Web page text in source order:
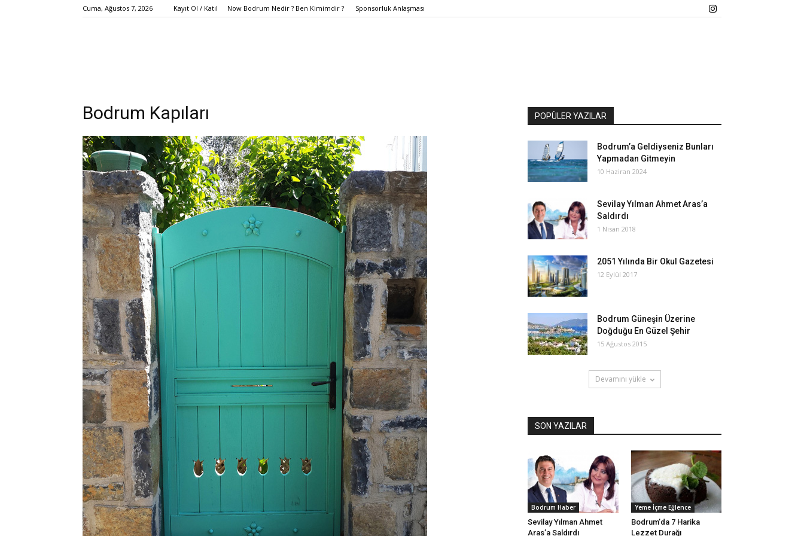
Cuma, Ağustos 7, 2026 Kayıt Ol / Katıl Now Bodrum Nedir ? Ben Kimimdir ? Sponsorluk Anlaşması
Bodrum Kapıları POPÜLER YAZILAR
Bodrum’a Geldiyseniz Bunları
Yapmadan Gitmeyin
10 Haziran 2024
Sevilay Yılman Ahmet Aras’a
Saldırdı
1 Nisan 2018
2051 Yılında Bir Okul Gazetesi
12 Eylül 2017
Bodrum Güneşin Üzerine
Doğduğu En Güzel Şehir
15 Ağustos 2015
Devamını yükle
SON YAZILAR
Bodrum Haber
Sevilay Yılman Ahmet
Aras’a Saldırdı
Yeme İçme Eğlence
Bodrum’da 7 Harika
Lezzet Durağı